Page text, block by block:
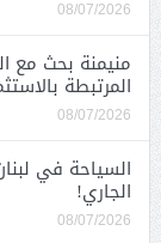
08/07/2026
منيمنة بحث مع
المرتبطة
08/07/2026
السياحة في
الجاري!
08/07/2026